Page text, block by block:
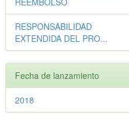
RESPONSABILIDAD
EXTENDIDA DEL PRO...
Fecha de lanzamiento
2018